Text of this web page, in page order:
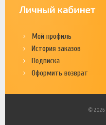
Личный кабинет
Мой профиль
История заказов
Подписка
Оформить возврат
© 2026